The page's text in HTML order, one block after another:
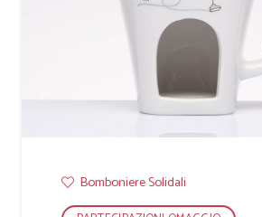
Bomboniere Solidali